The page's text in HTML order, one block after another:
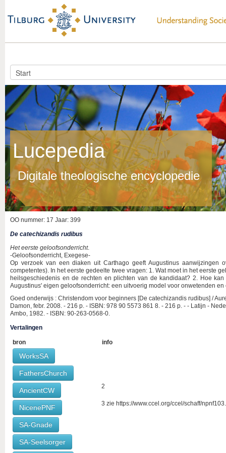
Lucepedia
Digitale theologische encyclopedie
OO nummer: 17 Jaar: 399
De catechizandis rudibus
Het eerste geloofsonderricht.
-Geloofsonderricht, Exegese-
Op verzoek van een diaken uit Carthago geeft Augustinus
competentes). In het eerste gedeelte twee vragen: 1. Wat moet in het eerste
heilsgeschiedenis en de rechten en plichten van de kandidaat? 2. Hoe
Augustinus' eigen geloofsonderricht: een uitvoerig model voor onwetenden
Goed onderwijs : Christendom voor beginners [De catechizandis rudibus] /
Damon, febr. 2008. - 216 p. - ISBN: 978 90 5573 861 8. - 216 p. - - Latijn -
Ambo, 1982. - ISBN: 90-263-0568-0.
Vertalingen
bron info
WorksSA
FathersChurch
AncientCW 2
NicenePNF 3 zie https://www.ccel.org/ccel/schaff/
SA-Gnade
SA-Seelsorger